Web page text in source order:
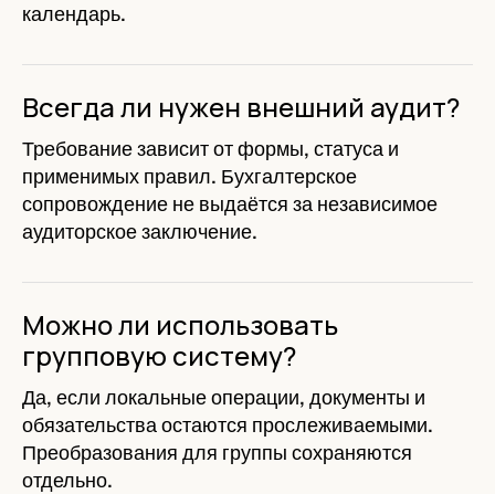
календарь.
Всегда ли нужен внешний аудит?
Требование зависит от формы, статуса и
применимых правил. Бухгалтерское
сопровождение не выдаётся за независимое
аудиторское заключение.
Можно ли использовать
групповую систему?
Да, если локальные операции, документы и
обязательства остаются прослеживаемыми.
Преобразования для группы сохраняются
отдельно.